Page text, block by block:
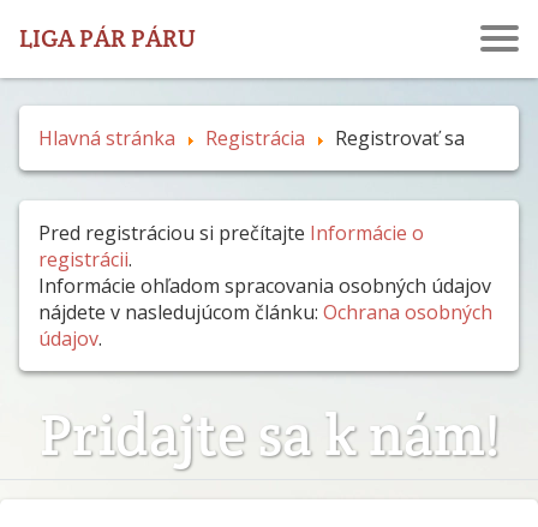
LIGA PÁR PÁRU
Hlavná stránka Registrácia Registrovať sa
Pred registráciou si prečítajte Informácie o
registrácii.
Informácie ohľadom spracovania osobných údajov
nájdete v nasledujúcom článku:Ochrana osobných
údajov.
Pridajte sa k nám!